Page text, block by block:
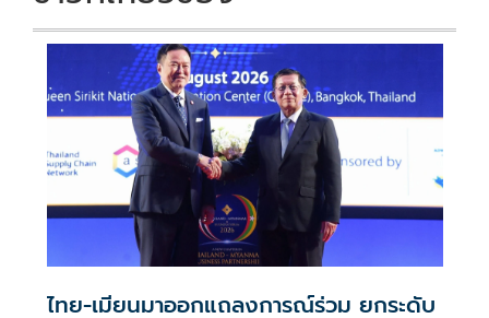
ไทย-เมียนมาออกแถลงการณ์ร่วม ยกระดับ